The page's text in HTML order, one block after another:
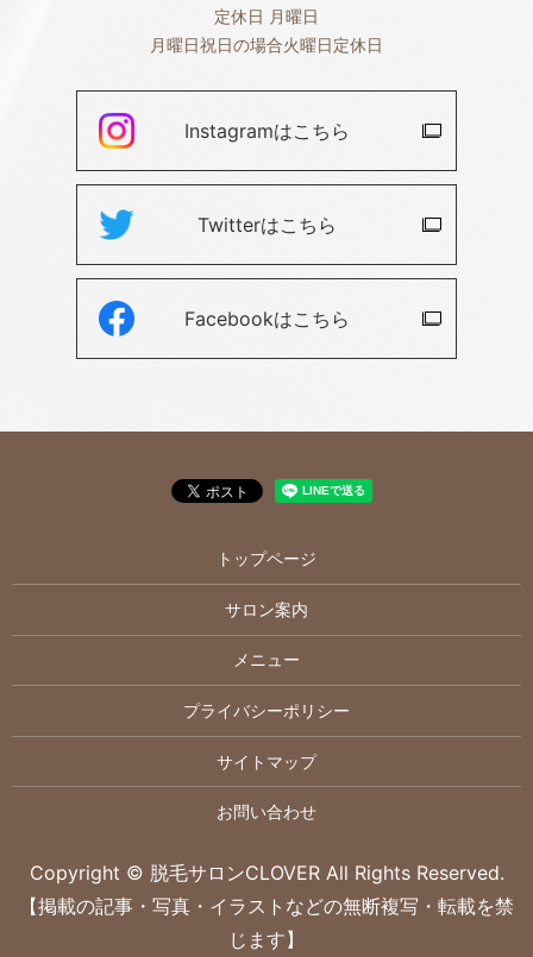
定休日 月曜日
月曜日祝日の場合火曜日定休日
Instagramはこちら
Twitterはこちら
Facebookはこちら
トップページ
サロン案内
メニュー
プライバシーポリシー
サイトマップ
お問い合わせ
Copyright © 脱毛サロンCLOVER All Rights Reserved.
【掲載の記事・写真・イラストなどの無断複写・転載を禁
じます】